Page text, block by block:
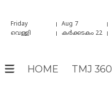
Friday Aug 7
വെള്ളി
കർക്കടകം 22
HOME TMJ 360